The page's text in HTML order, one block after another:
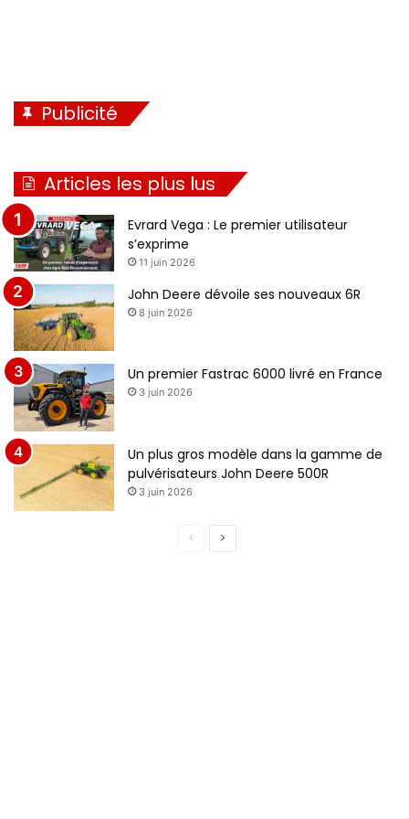
Publicité
Articles les plus lus
Evrard Vega : Le premier utilisateur
s’exprime
11 juin 2026
John Deere dévoile ses nouveaux 6R
8 juin 2026
Un premier Fastrac 6000 livré en France
3 juin 2026
Un plus gros modèle dans la gamme de
pulvérisateurs John Deere 500R
3 juin 2026
Page
Page